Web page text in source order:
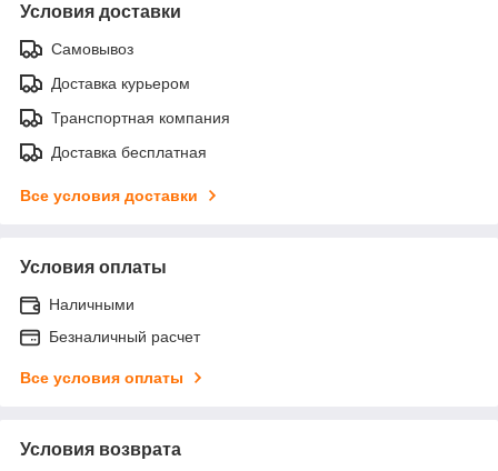
Условия доставки
Самовывоз
Доставка курьером
Транспортная компания
Доставка бесплатная
Все условия доставки
Условия оплаты
Наличными
Безналичный расчет
Все условия оплаты
Условия возврата